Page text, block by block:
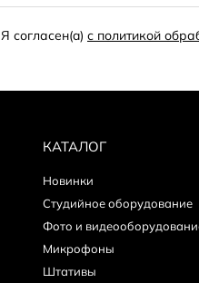
Я согласен(a) с политикой
КАТАЛОГ
Новинки
Студийное оборудование
Фото и
Микрофоны
Штативы